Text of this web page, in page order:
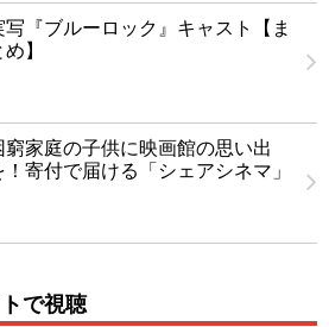
写『ブルーロック』キャスト【ま
】
窮家庭の子供に映画館の思い出
！寄付で届ける「シェアシネマ」
で視聴